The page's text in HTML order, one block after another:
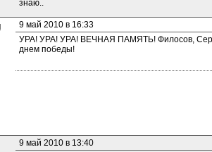
знаю..
9 май 2010 в 16:33
УРА! УРА! УРА! ВЕЧНАЯ ПАМЯТЬ! Филосов,
днем победы!
9 май 2010 в 13:40